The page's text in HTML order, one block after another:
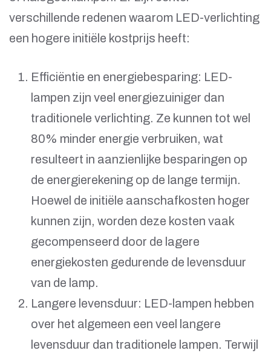
verschillende redenen waarom LED-verlichting
een hogere initiële kostprijs heeft:
Efficiëntie en energiebesparing: LED-
lampen zijn veel energiezuiniger dan
traditionele verlichting. Ze kunnen tot wel
80% minder energie verbruiken, wat
resulteert in aanzienlijke besparingen op
de energierekening op de lange termijn.
Hoewel de initiële aanschafkosten hoger
kunnen zijn, worden deze kosten vaak
gecompenseerd door de lagere
energiekosten gedurende de levensduur
van de lamp.
Langere levensduur: LED-lampen hebben
over het algemeen een veel langere
levensduur dan traditionele lampen. Terwijl